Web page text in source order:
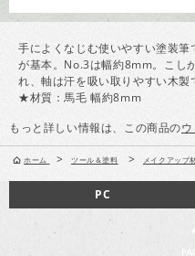
手によくなじむ使いやすい塗装
が基本。No.3は幅約8mm。こし
れ、軸は汗を吸い取りやすい木製
★材質：馬毛 幅約8mm
もっと詳しい情報は、この商品の
ホーム > ツール＆塗料 > メイクアップ
PC